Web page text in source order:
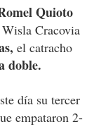
Quioto
Cracovia
el catracho
doble.
día su tercer
empataron 2-